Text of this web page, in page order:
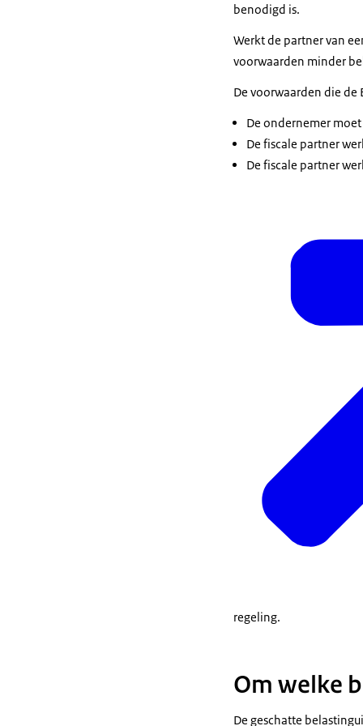
benodigd is.
Werkt de partner van
voorwaarden minder
De voorwaarden die de
De ondernemer
De fiscale partner
De fiscale partner
regeling.
Om welke
De geschatte